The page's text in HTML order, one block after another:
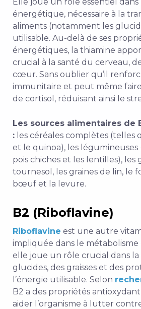
énergétique, nécessaire à la
aliments (notamment les
utilisable. Au-delà de ses
énergétiques, la thiamine
crucial à la santé du cerveau,
cœur. Sans oublier qu’il
immunitaire et peut même
de cortisol, réduisant ainsi le
Les sources alimentaires de
: les céréales complètes (telles
et le quinoa), les légumineuses
pois chiches et les lentilles), les
tournesol, les graines de lin, le
bœuf et la levure.
B2 (Riboflavine)
Riboflavine est une autre
impliquée dans le
elle joue un rôle crucial dans la
glucides, des graisses et des
l’énergie utilisable. Selon
B2 a des propriétés
aider l’organisme à lutter